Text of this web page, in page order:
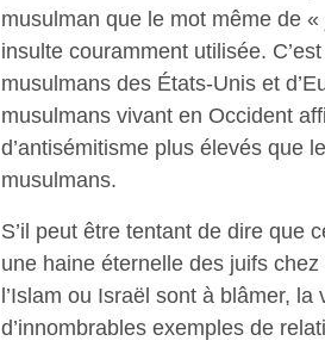
musulman que le mot même de
insulte couramment utilisée.
musulmans des États-Unis et
musulmans vivant en Occident
d’antisémitisme plus élevés que
musulmans.
S’il peut être tentant de dire que
une haine éternelle des juifs
l’Islam ou Israël sont à blâmer, la
d’innombrables exemples de